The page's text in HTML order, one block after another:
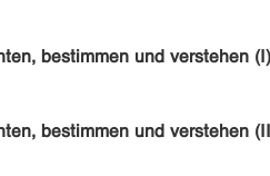
bestimmen und verstehen (I)
bestimmen und verstehen